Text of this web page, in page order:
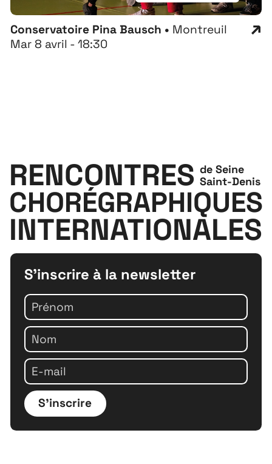
Conservatoire Pina Bausch • Montreuil
Mar 8 avril - 18:30
RENCONTRES
CHORÉGRAPHIQUES
INTERNATIONALES
de Seine
Saint-Denis
S'inscrire à la newsletter
S'inscrire